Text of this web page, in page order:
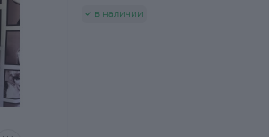
в наличии